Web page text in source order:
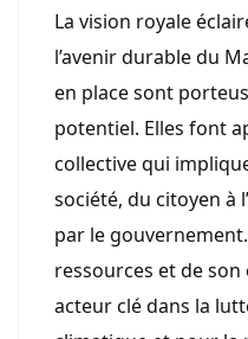
La vision royale
l’avenir durable du
en place sont
potentiel. Elles font
collective qui
société, du citoyen à
par le
ressources et de
acteur clé dans la